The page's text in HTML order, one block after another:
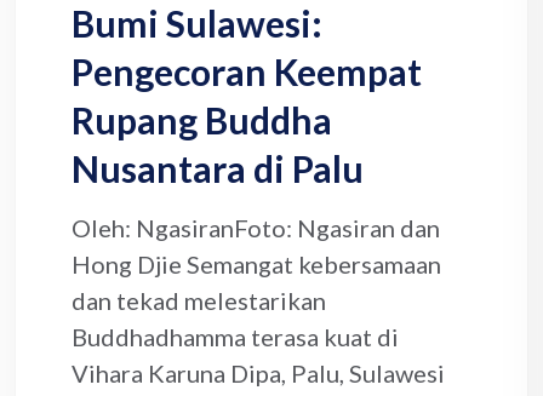
Bumi Sulawesi:
Pengecoran Keempat
Rupang Buddha
Nusantara di Palu
Oleh: NgasiranFoto: Ngasiran dan
Hong Djie Semangat kebersamaan
dan tekad melestarikan
Buddhadhamma terasa kuat di
Vihara Karuna Dipa, Palu, Sulawesi